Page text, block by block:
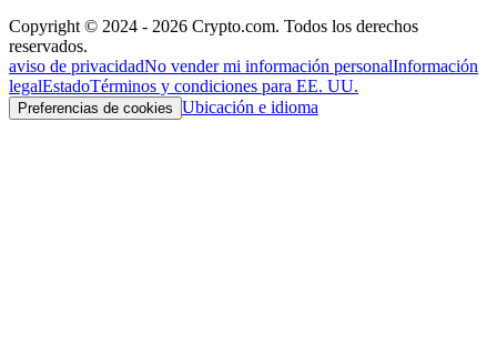
Copyright © 2024 - 2026 Crypto.com. Todos los derechos
reservados.
aviso de privacidadNo vender mi información personalInformación
legalEstadoTérminos y condiciones para EE. UU.
Preferencias de cookies Ubicación e idioma